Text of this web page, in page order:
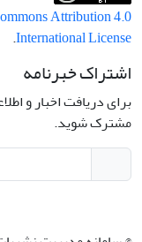
Attribution 4.0
International License
.
اشتراک خبرنامه
برای دریافت اخبار و
مشترک شوید.